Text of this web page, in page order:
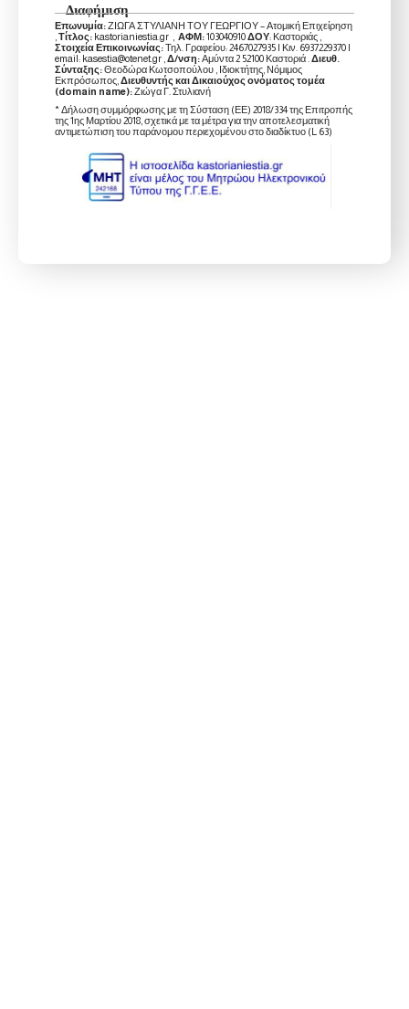
Διαφήμιση
Επωνυμία:ΖΙΩΓΑ ΣΤΥΛΙΑΝΗ ΤΟΥ ΓΕΩΡΓΙΟΥ – Ατομική Επιχείρηση
Τίτλος: kastorianiestia.gr , ΑΦΜ:103040910ΔΟΥ: Καστοριάς ,
Στοιχεία Επικοινωνίας:Τηλ. Γραφείου: 2467027935 | Κιν. 6937229370 |
email: kasestia@otenet.gr , Δ/νση:Αμύντα 2 52100 Καστοριά . Διευθ.
Σύνταξης:Θεοδώρα Κωτσοπούλου , Ιδιοκτήτης, Νόμιμος
Εκπρόσωπος, Διευθυντής και Δικαιούχος ονόματος τομέα
(domain name):Ζιώγα Γ. Στυλιανή
* Δήλωση συμμόρφωσης με τη Σύσταση (ΕΕ) 2018/334 της Επιτροπής
της 1ης Μαρτίου 2018, σχετικά με τα μέτρα για την αποτελεσματική
αντιμετώπιση του παράνομου περιεχομένου στο διαδίκτυο (L 63)